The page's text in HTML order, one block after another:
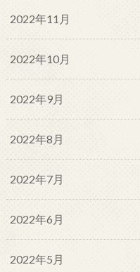
2022年11月
2022年10月
2022年9月
2022年8月
2022年7月
2022年6月
2022年5月